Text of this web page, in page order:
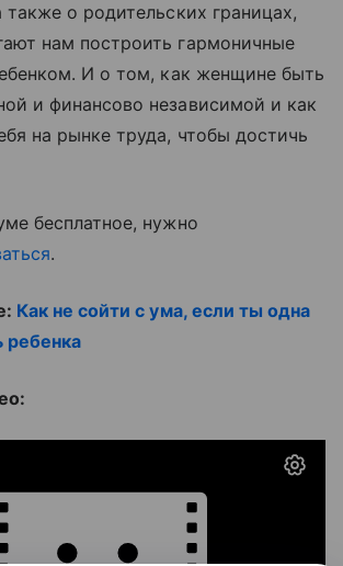
также о родительских границах,
нам построить гармоничные
И о том, как женщине быть
и финансово независимой и как
на рынке труда, чтобы достичь
бесплатное, нужно
.
Как не сойти с ума, если ты одна
ребенка